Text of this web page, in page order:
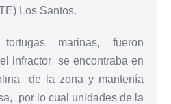
Los Santos.
marinas, fueron
infractor se encontraba en
de la zona y mantenía
por lo cual unidades de la